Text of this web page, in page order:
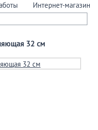
Интернет-магазин
32 см